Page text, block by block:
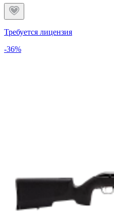
Требуется лицензия
-36%